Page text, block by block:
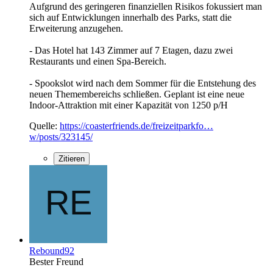
Aufgrund des geringeren finanziellen Risikos fokussiert man
sich auf Entwicklungen innerhalb des Parks, statt die
Erweiterung anzugehen.
- Das Hotel hat 143 Zimmer auf 7 Etagen, dazu zwei
Restaurants und einen Spa-Bereich.
- Spookslot wird nach dem Sommer für die Entstehung des
neuen Themembereichs schließen. Geplant ist eine neue
Indoor-Attraktion mit einer Kapazität von 1250 p/H
Quelle: https://coasterfriends.de/freizeitparkfo…
w/posts/323145/
Zitieren
Rebound92
Bester Freund